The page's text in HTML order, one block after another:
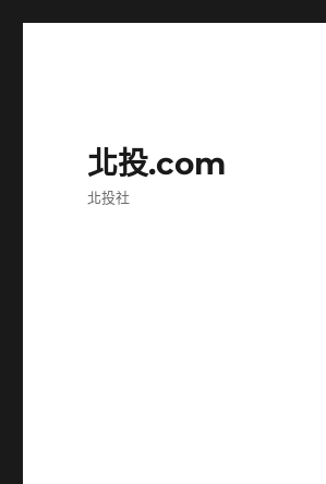
北投.com
北投社